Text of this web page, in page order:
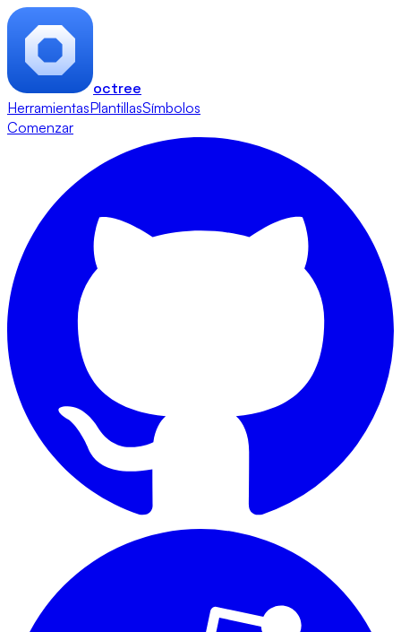
octree
HerramientasPlantillasSímbolos
Comenzar